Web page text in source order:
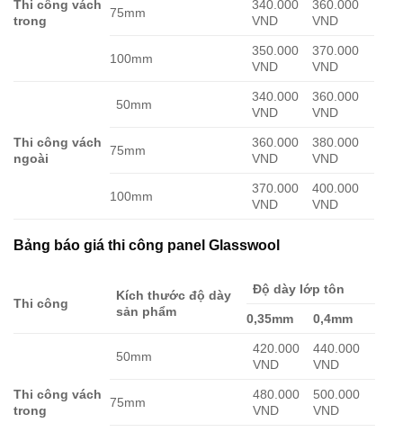
Thi công vách
trong
75mm
340.000
VND
360.000
VND
100mm
350.000
VND
370.000
VND
Thi công vách
ngoài
50mm
340.000
VND
360.000
VND
75mm
360.000
VND
380.000
VND
100mm
370.000
VND
400.000
VND
Bảng báo giá thi công panel Glasswool
Thi công
Kích thước độ dày
sản phẩm
Độ dày lớp tôn
0,35mm 0,4mm
Thi công vách
trong
50mm
420.000
VND
440.000
VND
75mm
480.000
VND
500.000
VND